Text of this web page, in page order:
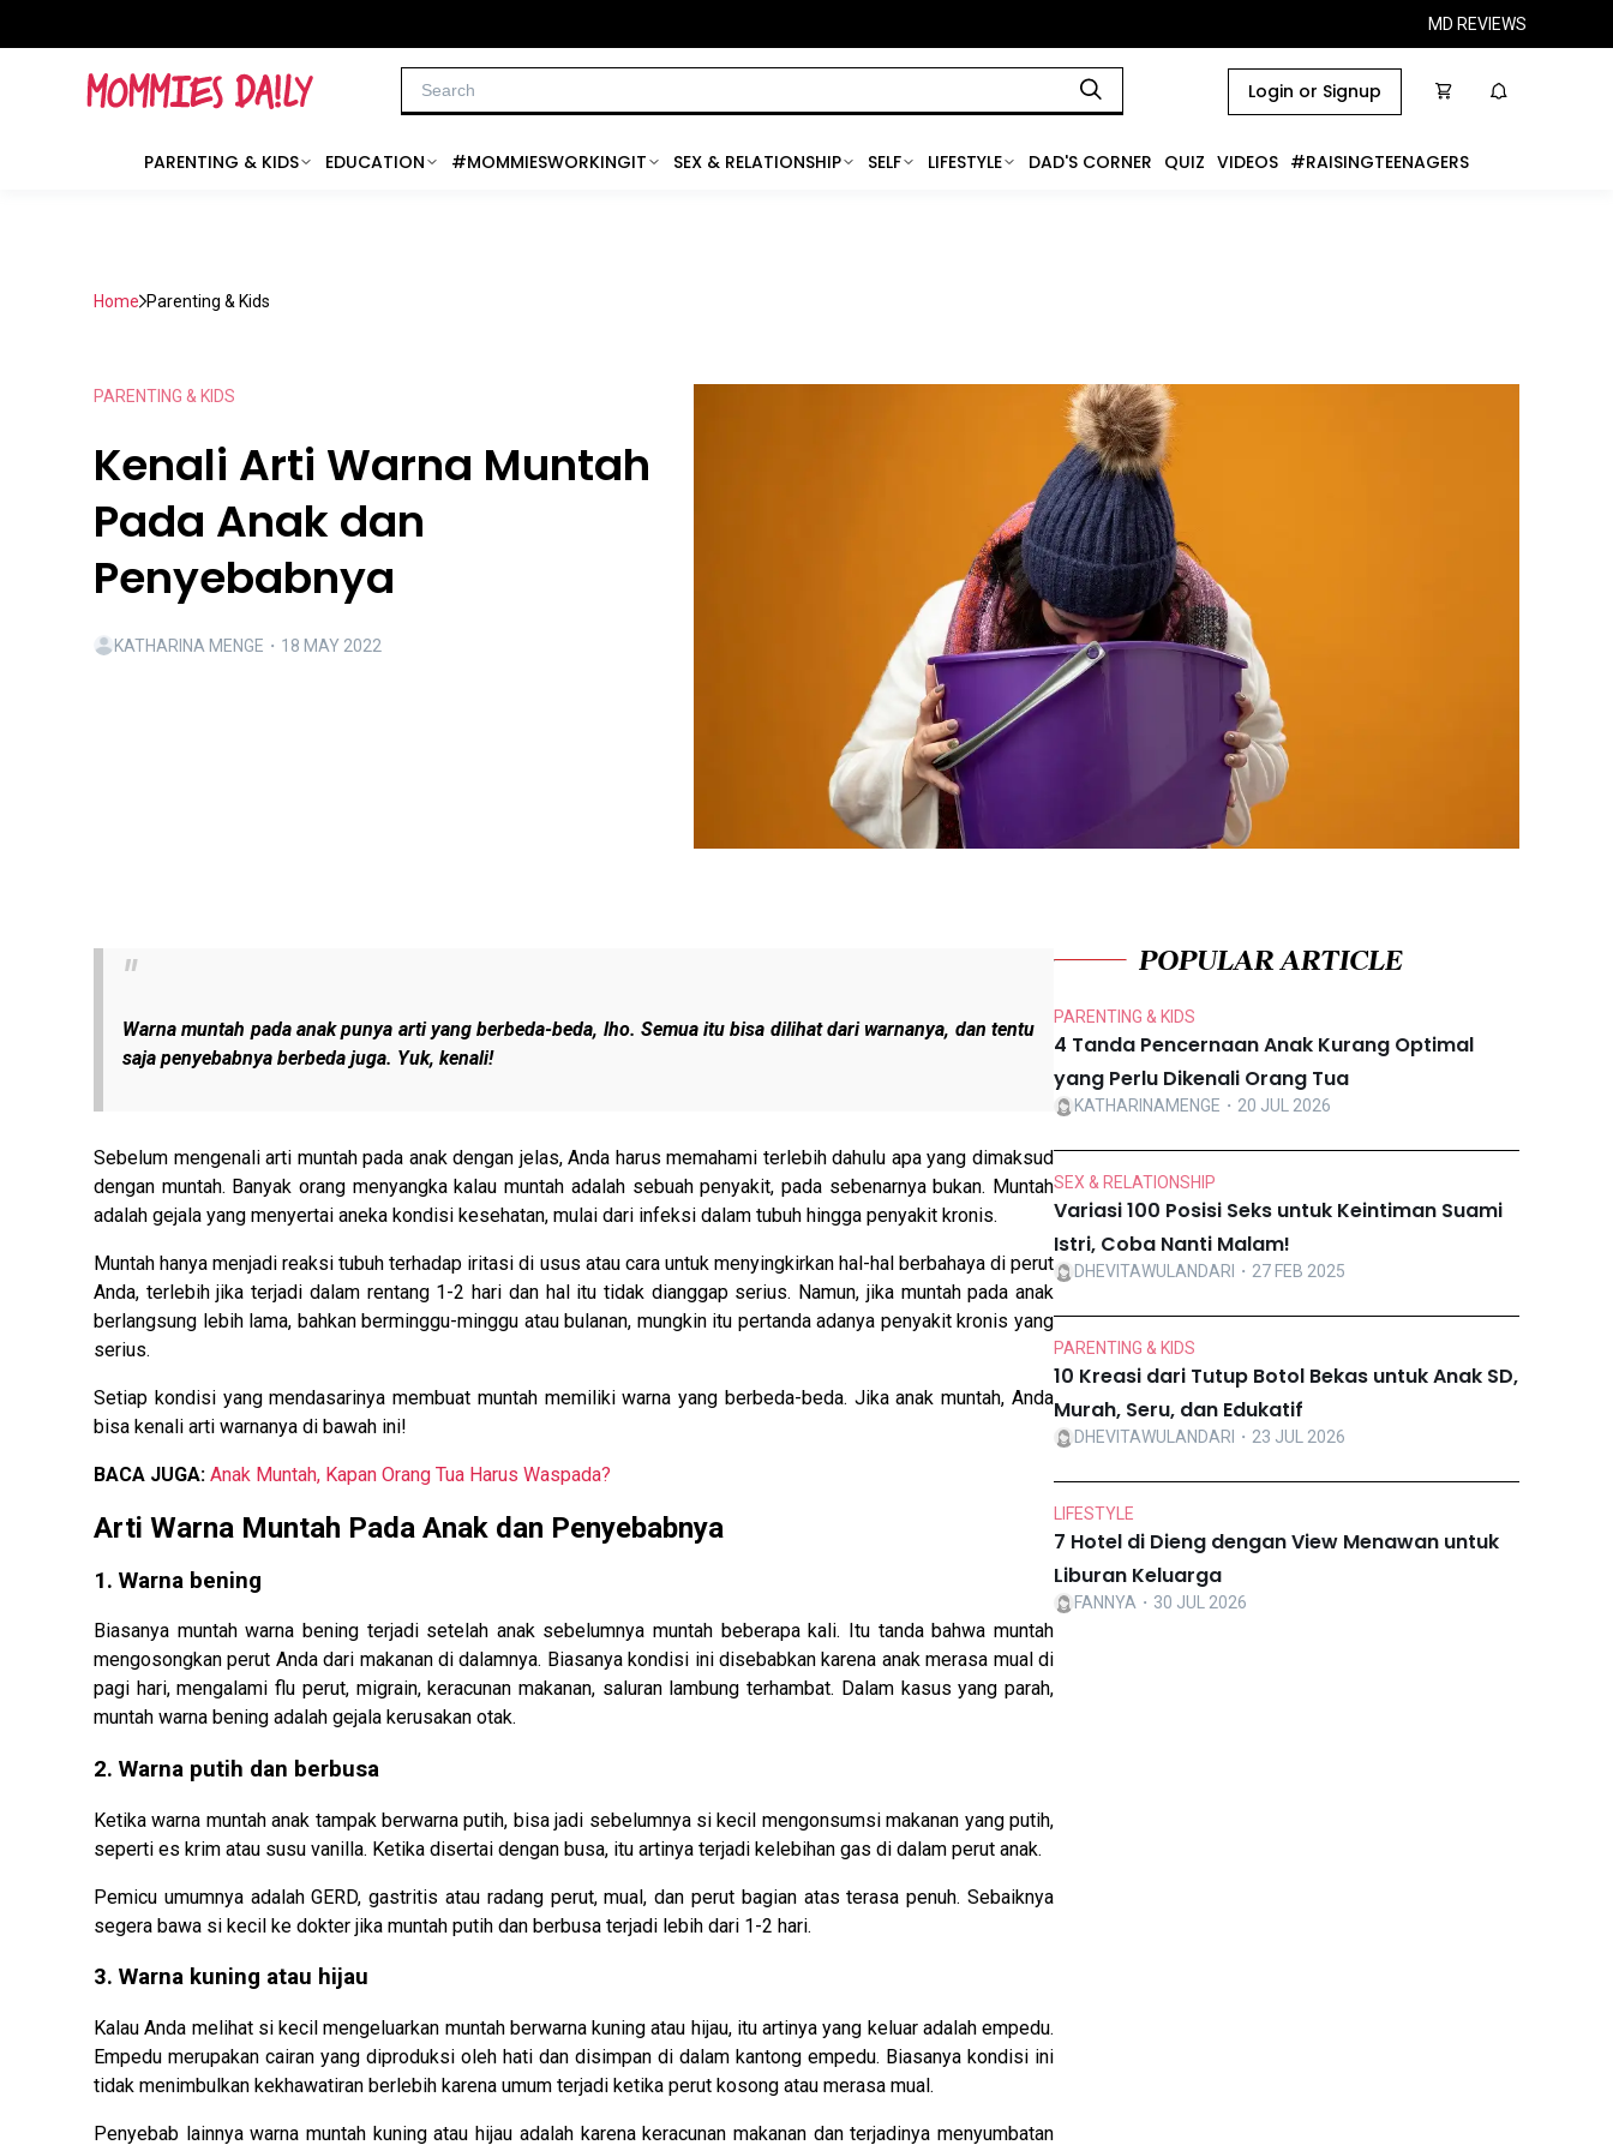
MD REVIEWS
Login or Signup
PARENTING & KIDS EDUCATION #MOMMIESWORKINGIT SEX & RELATIONSHIP SELF LIFESTYLE DAD'S CORNER QUIZ VIDEOS #RAISINGTEENAGERS
Home Parenting & Kids
PARENTING & KIDS
Kenali Arti Warna Muntah
Pada Anak dan
Penyebabnya
KATHARINA MENGE ・ 18 MAY 2022
Warna muntah pada anak punya arti yang berbeda-beda, lho. Semua itu bisa dilihat dari warnanya, dan tentu
saja penyebabnya berbeda juga. Yuk, kenali!
Sebelum mengenali arti muntah pada anak dengan jelas, Anda harus memahami terlebih dahulu apa yang dimaksud
dengan muntah. Banyak orang menyangka kalau muntah adalah sebuah penyakit, pada sebenarnya bukan. Muntah
adalah gejala yang menyertai aneka kondisi kesehatan, mulai dari infeksi dalam tubuh hingga penyakit kronis.
Muntah hanya menjadi reaksi tubuh terhadap iritasi di usus atau cara untuk menyingkirkan hal-hal berbahaya di perut
Anda, terlebih jika terjadi dalam rentang 1-2 hari dan hal itu tidak dianggap serius. Namun, jika muntah pada anak
berlangsung lebih lama, bahkan berminggu-minggu atau bulanan, mungkin itu pertanda adanya penyakit kronis yang
serius.
Setiap kondisi yang mendasarinya membuat muntah memiliki warna yang berbeda-beda. Jika anak muntah, Anda
bisa kenali arti warnanya di bawah ini!
BACA JUGA: Anak Muntah, Kapan Orang Tua Harus Waspada?
Arti Warna Muntah Pada Anak dan Penyebabnya
1. Warna bening
Biasanya muntah warna bening terjadi setelah anak sebelumnya muntah beberapa kali. Itu tanda bahwa muntah
mengosongkan perut Anda dari makanan di dalamnya. Biasanya kondisi ini disebabkan karena anak merasa mual di
pagi hari, mengalami flu perut, migrain, keracunan makanan, saluran lambung terhambat. Dalam kasus yang parah,
muntah warna bening adalah gejala kerusakan otak.
2. Warna putih dan berbusa
Ketika warna muntah anak tampak berwarna putih, bisa jadi sebelumnya si kecil mengonsumsi makanan yang putih,
seperti es krim atau susu vanilla. Ketika disertai dengan busa, itu artinya terjadi kelebihan gas di dalam perut anak.
Pemicu umumnya adalah GERD, gastritis atau radang perut, mual, dan perut bagian atas terasa penuh. Sebaiknya
segera bawa si kecil ke dokter jika muntah putih dan berbusa terjadi lebih dari 1-2 hari.
3. Warna kuning atau hijau
Kalau Anda melihat si kecil mengeluarkan muntah berwarna kuning atau hijau, itu artinya yang keluar adalah empedu.
Empedu merupakan cairan yang diproduksi oleh hati dan disimpan di dalam kantong empedu. Biasanya kondisi ini
tidak menimbulkan kekhawatiran berlebih karena umum terjadi ketika perut kosong atau merasa mual.
Penyebab lainnya warna muntah kuning atau hijau adalah karena keracunan makanan dan terjadinya menyumbatan
POPULAR ARTICLE
PARENTING & KIDS
4 Tanda Pencernaan Anak Kurang Optimal
yang Perlu Dikenali Orang Tua
KATHARINAMENGE ・20 JUL 2026
SEX & RELATIONSHIP
Variasi 100 Posisi Seks untuk Keintiman Suami
Istri, Coba Nanti Malam!
DHEVITAWULANDARI ・27 FEB 2025
PARENTING & KIDS
10 Kreasi dari Tutup Botol Bekas untuk Anak SD,
Murah, Seru, dan Edukatif
DHEVITAWULANDARI ・23 JUL 2026
LIFESTYLE
7 Hotel di Dieng dengan View Menawan untuk
Liburan Keluarga
FANNYA ・30 JUL 2026